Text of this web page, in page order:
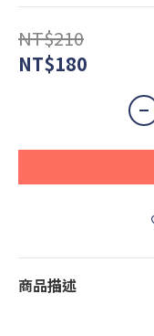
NT$210
NT$180
商品描述